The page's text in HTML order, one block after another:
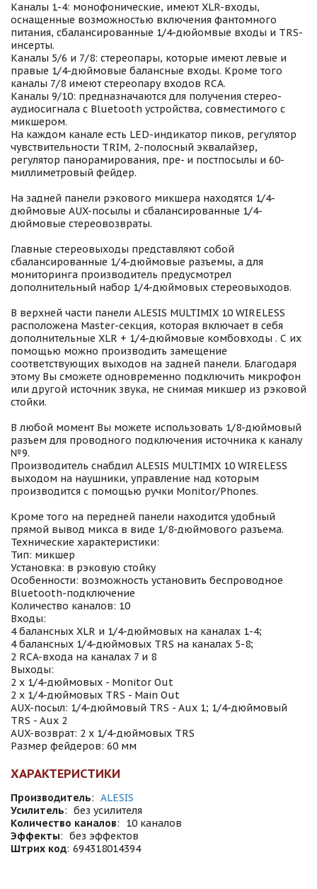
Каналы 1-4: монофонические, имеют XLR-входы,
оснащенные возможностью включения фантомного
питания, сбалансированные 1/4-дюйомвые входы и TRS-
инсерты.
Каналы 5/6 и 7/8: стереопары, которые имеют левые и
правые 1/4-дюймовые балансные входы. Кроме того
каналы 7/8 имеют стереопару входов RCA.
Каналы 9/10: предназначаются для получения стерео-
аудиосигнала с Bluetooth устройства, совместимого с
микшером.
На каждом канале есть LED-индикатор пиков, регулятор
чувствительности TRIM, 2-полосный эквалайзер,
регулятор панорамирования, пре- и постпосылы и 60-
миллиметровый фейдер.
На задней панели рэкового микшера находятся 1/4-
дюймовые AUX-посылы и сбалансированные 1/4-
дюймовые стереовозвраты.
Главные стереовыходы представляют собой
сбалансированные 1/4-дюймовые разъемы, а для
мониторинга производитель предусмотрел
дополнительный набор 1/4-дюймовых стереовыходов.
В верхней части панели ALESIS MULTIMIX 10 WIRELESS
расположена Master-секция, которая включает в себя
дополнительные XLR + 1/4-дюймовые комбовходы . С их
помощью можно производить замещение
соответствующих выходов на задней панели. Благодаря
этому Вы сможете одновременно подключить микрофон
или другой источник звука, не снимая микшер из рэковой
стойки.
В любой момент Вы можете использовать 1/8-дюймовый
разъем для проводного подключения источника к каналу
№9.
Производитель снабдил ALESIS MULTIMIX 10 WIRELESS
выходом на наушники, управление над которым
производится с помощью ручки Monitor/Phones.
Кроме того на передней панели находится удобный
прямой вывод микса в виде 1/8-дюймового разъема.
Технические характеристики:
Тип: микшер
Установка: в рэковую стойку
Особенности: возможность установить беспроводное
Bluetooth-подключение
Количество каналов: 10
Входы:
4 балансных XLR и 1/4-дюймовых на каналах 1-4;
4 балансных 1/4-дюймовых TRS на каналах 5-8;
2 RCA-входа на каналах 7 и 8
Выходы:
2 x 1/4-дюймовых - Monitor Out
2 x 1/4-дюймовых TRS - Main Out
AUX-посыл: 1/4-дюймовый TRS - Aux 1; 1/4-дюймовый
TRS - Aux 2
AUX-возврат: 2 x 1/4-дюймовых TRS
Размер фейдеров: 60 мм
ХАРАКТЕРИСТИКИ
Производитель: ALESIS
Усилитель: без усилителя
Количество каналов:
10 каналов
Эффекты: без эффектов
Штрих код: 694318014394